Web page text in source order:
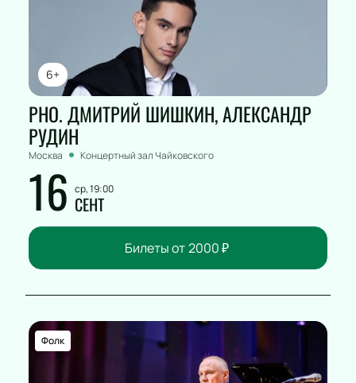
6+
РНО. ДМИТРИЙ ШИШКИН, АЛЕКСАНДР
РУДИН
Москва Концертный зал Чайковского
16 ср, 19:00
СЕНТ
Билеты от 2000₽
Фолк